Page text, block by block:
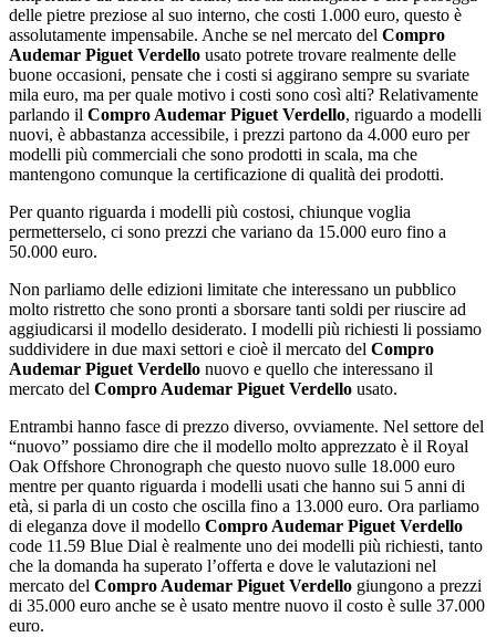
delle pietre preziose al suo interno, che costi 1.000 euro, questo è
assolutamente impensabile. Anche se nel mercato del Compro
Audemar Piguet Verdello usato potrete trovare realmente delle
buone occasioni, pensate che i costi si aggirano sempre su svariate
mila euro, ma per quale motivo i costi sono così alti? Relativamente
parlando il Compro Audemar Piguet Verdello, riguardo a modelli
nuovi, è abbastanza accessibile, i prezzi partono da 4.000 euro per
modelli più commerciali che sono prodotti in scala, ma che
mantengono comunque la certificazione di qualità dei prodotti.
Per quanto riguarda i modelli più costosi, chiunque voglia
permetterselo, ci sono prezzi che variano da 15.000 euro fino a
50.000 euro.
Non parliamo delle edizioni limitate che interessano un pubblico
molto ristretto che sono pronti a sborsare tanti soldi per riuscire ad
aggiudicarsi il modello desiderato. I modelli più richiesti li possiamo
suddividere in due maxi settori e cioè il mercato del Compro
Audemar Piguet Verdello nuovo e quello che interessano il
mercato del Compro Audemar Piguet Verdello usato.
Entrambi hanno fasce di prezzo diverso, ovviamente. Nel settore del
“nuovo” possiamo dire che il modello molto apprezzato è il Royal
Oak Offshore Chronograph che questo nuovo sulle 18.000 euro
mentre per quanto riguarda i modelli usati che hanno sui 5 anni di
età, si parla di un costo che oscilla fino a 13.000 euro. Ora parliamo
di eleganza dove il modello Compro Audemar Piguet Verdello
code 11.59 Blue Dial è realmente uno dei modelli più richiesti, tanto
che la domanda ha superato l’offerta e dove le valutazioni nel
mercato del Compro Audemar Piguet Verdello giungono a prezzi
di 35.000 euro anche se è usato mentre nuovo il costo è sulle 37.000
euro.